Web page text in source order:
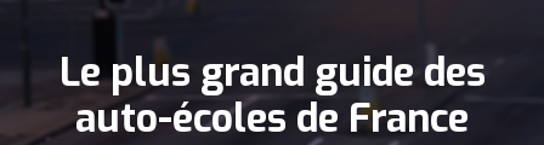
Le plus grand guide des
auto-écoles de France